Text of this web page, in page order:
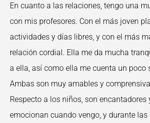
En cuanto a las relaciones, tengo una
con mis profesores. Con el más joven
actividades y días libres, y con el más
relación cordial. Ella me da mucha
a ella, así como ella me cuenta un poco
Ambas son muy amables y
Respecto a los niños, son encantadores
emocionan cuando vengo, y durante las